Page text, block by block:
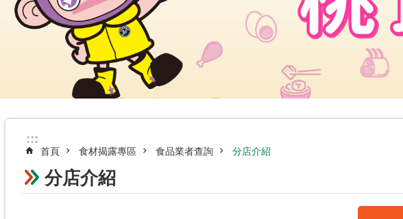
:::
首頁 食材揭露專區 食品業者查詢 分店介紹
分店介紹